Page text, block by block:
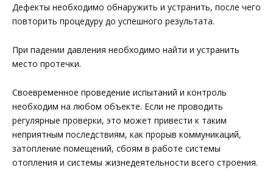
Дефекты необходимо обнаружить и устранить, после чего
повторить процедуру до успешного результата.
При падении давления необходимо найти и устранить
место протечки.
Своевременное проведение испытаний и контроль
необходим на любом объекте. Если не проводить
регулярные проверки, это может привести к таким
неприятным последствиям, как прорыв коммуникаций,
затопление помещений, сбоям в работе системы
отопления и системы жизнедеятельности всего строения.